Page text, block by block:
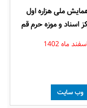
ملی هزاره اول
اسناد و موزه حرم قم
وب سایت